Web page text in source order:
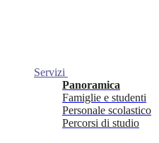
Servizi
Panoramica
Famiglie e studenti
Personale scolastico
Percorsi di studio